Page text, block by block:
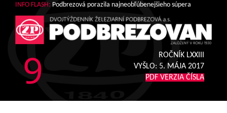
INFO FLASH: Podbrezová porazila najneobľúbenejšieho súpera
9
ROČNÍK LXXIII
VYŠLO: 5. MÁJA 2017
PDF VERZIA ČÍSLA